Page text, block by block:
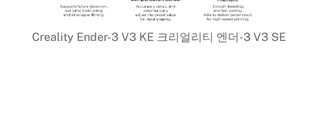
Creality Ender-3 V3 KE 크리얼리티 엔더-3 V3 SE